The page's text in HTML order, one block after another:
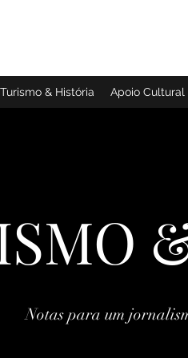
Turismo & História Apoio Cultural
Notas para um